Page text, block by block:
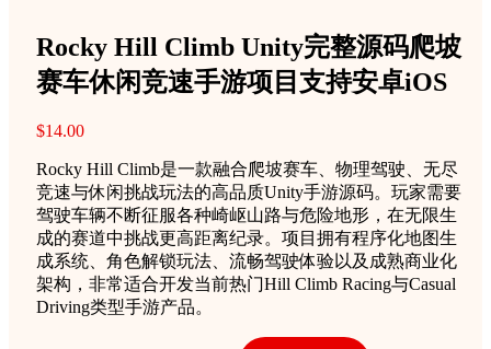
Rocky Hill Climb Unity完整源码爬坡
赛车休闲竞速手游项目支持安卓iOS
$14.00
Rocky Hill Climb是一款融合爬坡赛车、物理驾驶、无尽
竞速与休闲挑战玩法的高品质Unity手游源码。玩家需要
驾驶车辆不断征服各种崎岖山路与危险地形，在无限生
成的赛道中挑战更高距离纪录。项目拥有程序化地图生
成系统、角色解锁玩法、流畅驾驶体验以及成熟商业化
架构，非常适合开发当前热门Hill Climb Racing与Casual
Driving类型手游产品。